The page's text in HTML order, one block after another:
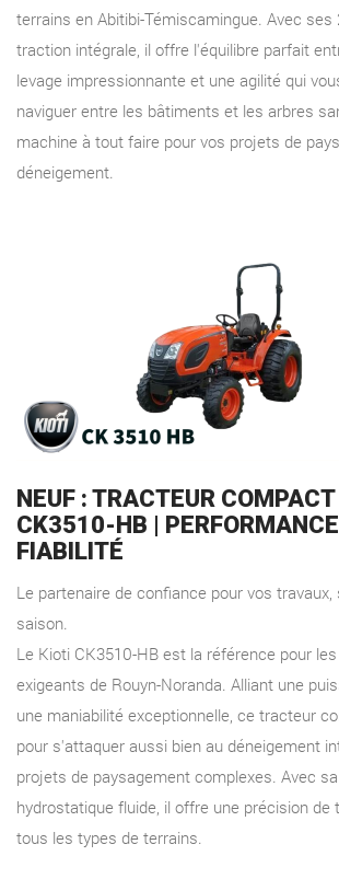
terrains en Abitibi-Témiscamingue. Avec ses
traction intégrale, il offre l'équilibre parfait
levage impressionnante et une agilité qui
naviguer entre les bâtiments et les arbres
machine à tout faire pour vos projets de
déneigement.
NEUF : TRACTEUR
CK3510-HB |
FIABILITÉ
Le partenaire de confiance pour vos travaux,
saison.
Le Kioti CK3510-HB est la référence pour
exigeants de Rouyn-Noranda. Alliant une
une maniabilité exceptionnelle, ce tracteur
pour s'attaquer aussi bien au déneigement
projets de paysagement complexes. Avec
hydrostatique fluide, il offre une précision de
tous les types de terrains.